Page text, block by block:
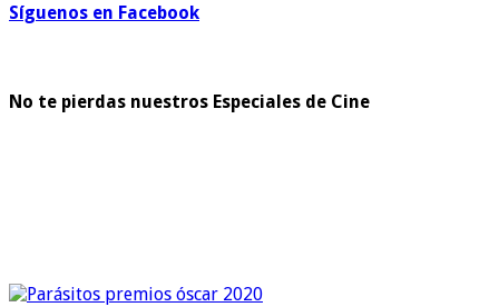
Síguenos en Facebook
No te pierdas nuestros Especiales de Cine